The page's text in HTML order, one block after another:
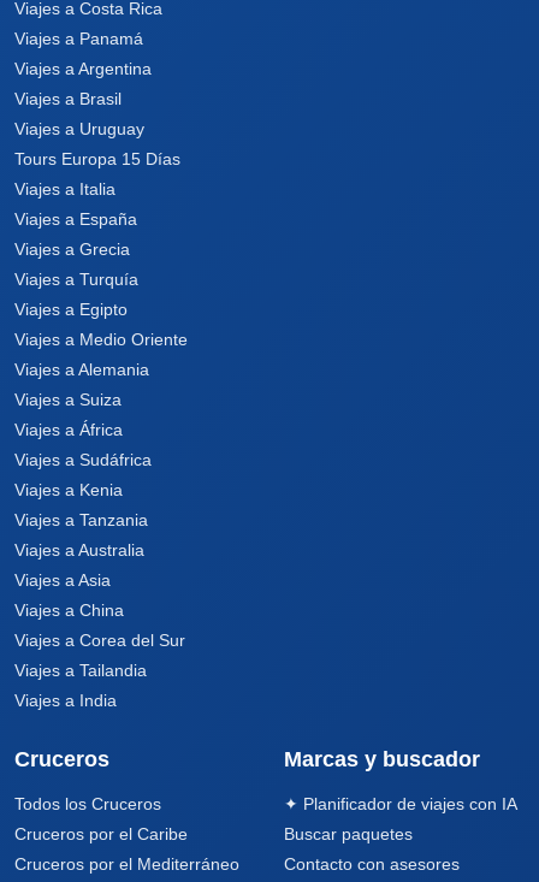
Viajes a Costa Rica
Viajes a Panamá
Viajes a Argentina
Viajes a Brasil
Viajes a Uruguay
Tours Europa 15 Días
Viajes a Italia
Viajes a España
Viajes a Grecia
Viajes a Turquía
Viajes a Egipto
Viajes a Medio Oriente
Viajes a Alemania
Viajes a Suiza
Viajes a África
Viajes a Sudáfrica
Viajes a Kenia
Viajes a Tanzania
Viajes a Australia
Viajes a Asia
Viajes a China
Viajes a Corea del Sur
Viajes a Tailandia
Viajes a India
Cruceros
Todos los Cruceros
Cruceros por el Caribe
Cruceros por el Mediterráneo
Marcas y buscador
✦ Planificador de viajes con IA
Buscar paquetes
Contacto con asesores